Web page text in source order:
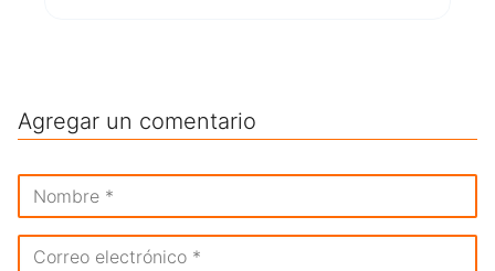
Agregar un comentario